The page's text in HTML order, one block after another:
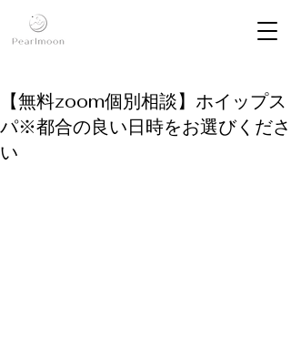
【無料zoom個別相談】ホイップス
パ※都合の良い日時をお選びくださ
い